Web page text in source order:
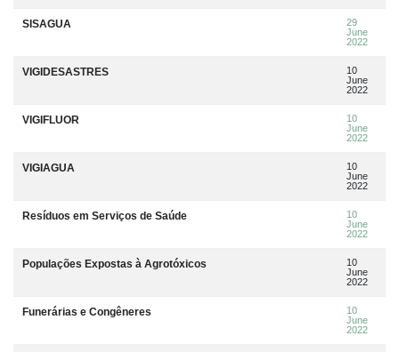
SISAGUA
29
June
2022
VIGIDESASTRES
10
June
2022
VIGIFLUOR
10
June
2022
VIGIAGUA
10
June
2022
Resíduos em Serviços de Saúde
10
June
2022
Populações Expostas à Agrotóxicos
10
June
2022
Funerárias e Congêneres
10
June
2022